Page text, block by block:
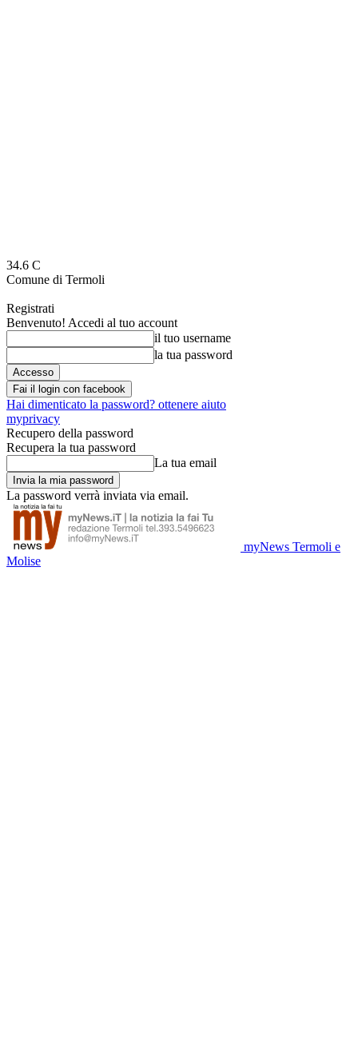
34.6 C
Comune di Termoli
Registrati
Benvenuto! Accedi al tuo account
il tuo username
la tua password
Fai il login con facebook
Hai dimenticato la password? ottenere aiuto
myprivacy
Recupero della password
Recupera la tua password
La tua email
La password verrà inviata via email.
myNews Termoli e
Molise